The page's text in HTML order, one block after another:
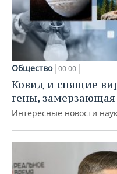
Общество 00:00
Ковид и спящие
гены,
Интересные новости